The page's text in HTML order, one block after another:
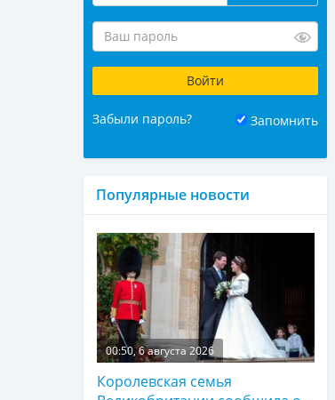
Забыли пароль? Запомнить
Популярные новости
00:50, 6 августа 2026
Королевская семья